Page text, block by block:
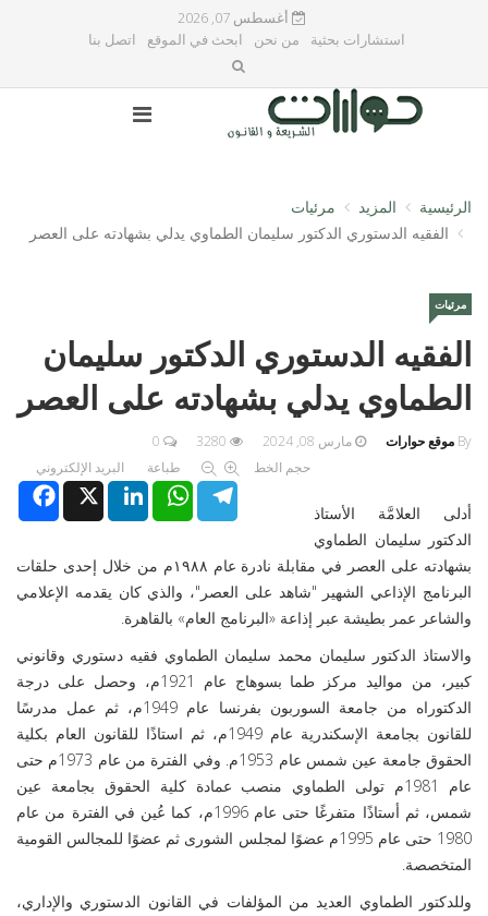
أغسطس 07, 2026
استشارات بحثية
من نحن ابحث في الموقع اتصل بنا
الرئيسية المزيد
مرئيات
الفقيه الدستوري الدكتور سليمان الطماوي يدلي بشهادته على العصر
مرئيات
الفقيه الدستوري الدكتور سليمان
الطماوي يدلي بشهادته على العصر
By موقع حوارات مارس 08, 2024
0
حجم الخط
طباعة
البريد الإلكتروني
XLinkedInWhatsAppTelegram
أدلى العلامَّة الأستاذ
الدكتور سليمان الطماوي
بشهادته على العصر في مقابلة نادرة عام ١٩٨٨م من خلال إحدى حلقات
البرنامج الإذاعي الشهير "شاهد على العصر"، والذي كان يقدمه الإعلامي
والشاعر عمر بطيشة عبر إذاعة «البرنامج العام» بالقاهرة.
والاستاذ الدكتور سليمان محمد سليمان الطماوي فقيه دستوري وقانوني
كبير، من مواليد مركز طما بسوهاج عام 1921م، وحصل على درجة
الدكتوراه من جامعة السوربون بفرنسا عام 1949م، ثم عمل مدرسًا
للقانون بجامعة الإسكندرية عام 1949م، ثم استاذًا للقانون العام بكلية
الحقوق جامعة عين شمس عام 1953م. وفي الفترة من عام 1973م حتى
عام 1981م تولى الطماوي منصب عمادة كلية الحقوق بجامعة عين
شمس، ثم أستاذًا متفرغًا حتى عام 1996م، كما عُين في الفترة من عام
1980 حتى عام 1995م عضوًا لمجلس الشورى ثم عضوًا للمجالس القومية
المتخصصة.
وللدكتور الطماوي العديد من المؤلفات في القانون الدستوري والإداري،